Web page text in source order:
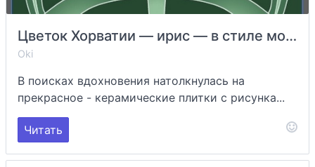
Цветок Хорватии — ирис — в стиле модерн
Oki
В поисках вдохновения натолкнулась на
прекрасное - керамические плитки с рисунка...
Читать